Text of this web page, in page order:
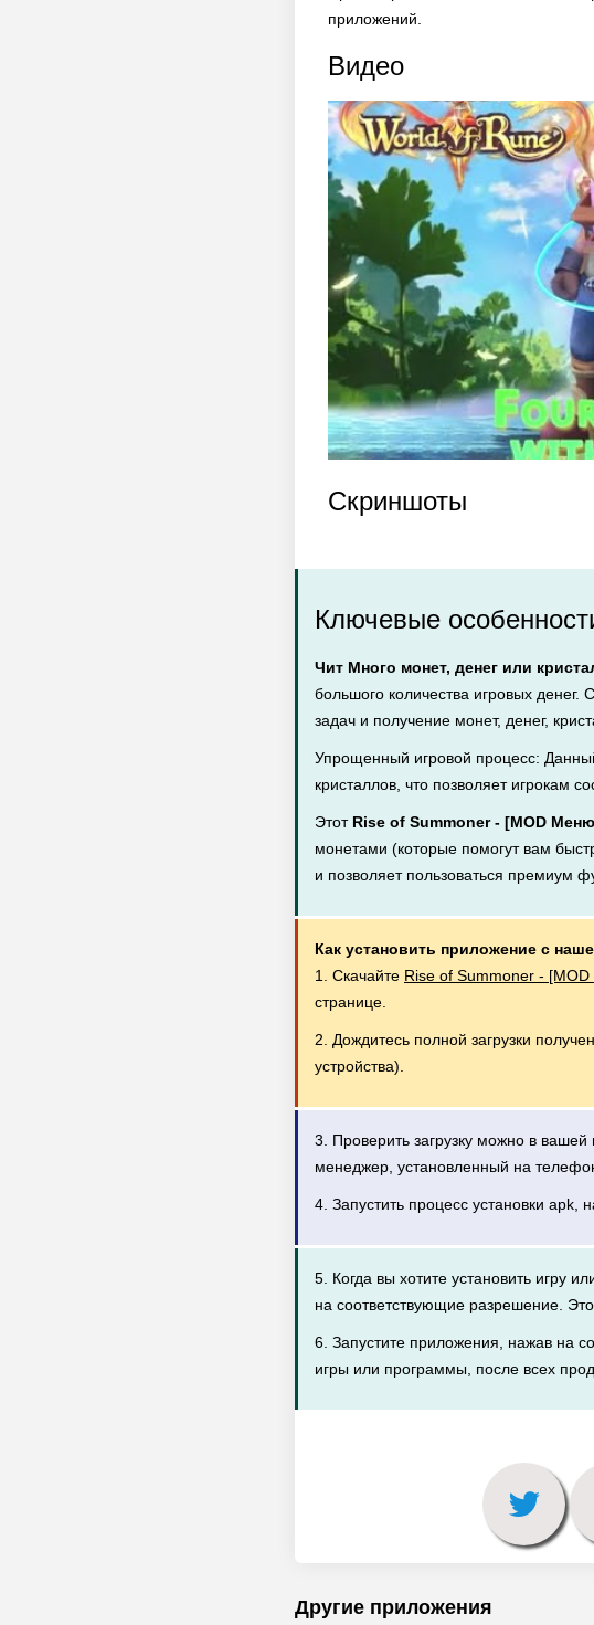
приложений.
Видео
Скриншоты
Ключевые
Чит Много монет, денег или
большого количества игровых
задач и получение монет, денег,
Упрощенный игровой процесс:
кристаллов, что позволяет игрокам
Этот Rise of Summoner - [MOD
монетами (которые помогут вам
и позволяет пользоваться премиум
Как установить приложение с
1. Скачайте Rise of Summoner -
странице.
2. Дождитесь полной загрузки
устройства).
3. Проверить загрузку можно в
менеджер, установленный на
4. Запустить процесс установки apk,
5. Когда вы хотите установить игру
на соответствующие разрешение.
6. Запустите приложения, нажав на
игры или программы, после всех
Другие приложения